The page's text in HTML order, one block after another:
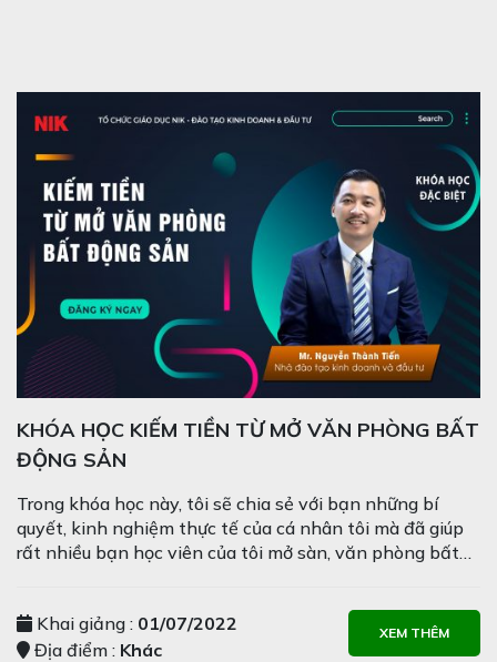
KHÓA HỌC KIẾM TIỀN TỪ MỞ VĂN PHÒNG BẤT
ĐỘNG SẢN
Trong khóa học này, tôi sẽ chia sẻ với bạn những bí
quyết, kinh nghiệm thực tế của cá nhân tôi mà đã giúp
rất nhiều bạn học viên của tôi mở sàn, văn phòng bất
Khai giảng : 01/07/2022
Địa điểm : Khác
XEM THÊM